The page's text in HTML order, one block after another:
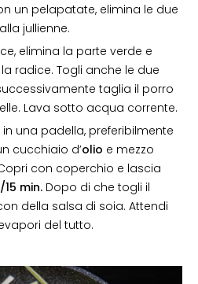
un pelapatate, elimina le due
jullienne.
elimina la parte verde e
radice. Togli anche le due
taglia il porro
Lava sotto acqua corrente.
in una padella, preferibilmente
cucchiaio d’olio e mezzo
con coperchio e lascia
15 min. Dopo di che togli il
della salsa di soia. Attendi
del tutto.